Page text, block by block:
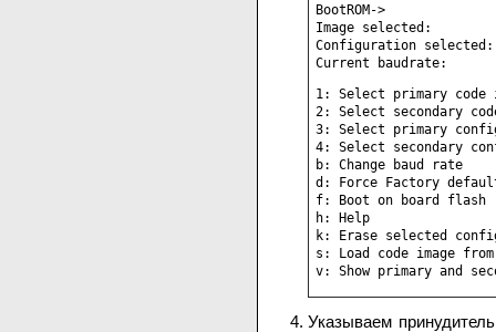
BootROM->
Image selected:
Configuration
Current baudrate:
1: Select primary code
2: Select secondary
3: Select primary
4: Select secondary
b: Change baud rate
d: Force Factory
f: Boot on board flash
h: Help
k: Erase selected
s: Load code image
v: Show primary and
Указываем